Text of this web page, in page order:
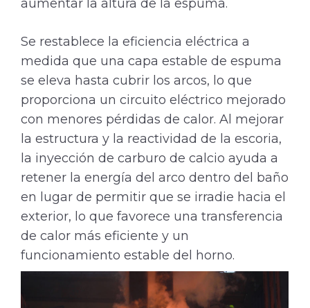
aumentar la altura de la espuma.
Se restablece la eficiencia eléctrica a
medida que una capa estable de espuma
se eleva hasta cubrir los arcos, lo que
proporciona un circuito eléctrico mejorado
con menores pérdidas de calor. Al mejorar
la estructura y la reactividad de la escoria,
la inyección de carburo de calcio ayuda a
retener la energía del arco dentro del baño
en lugar de permitir que se irradie hacia el
exterior, lo que favorece una transferencia
de calor más eficiente y un
funcionamiento estable del horno.